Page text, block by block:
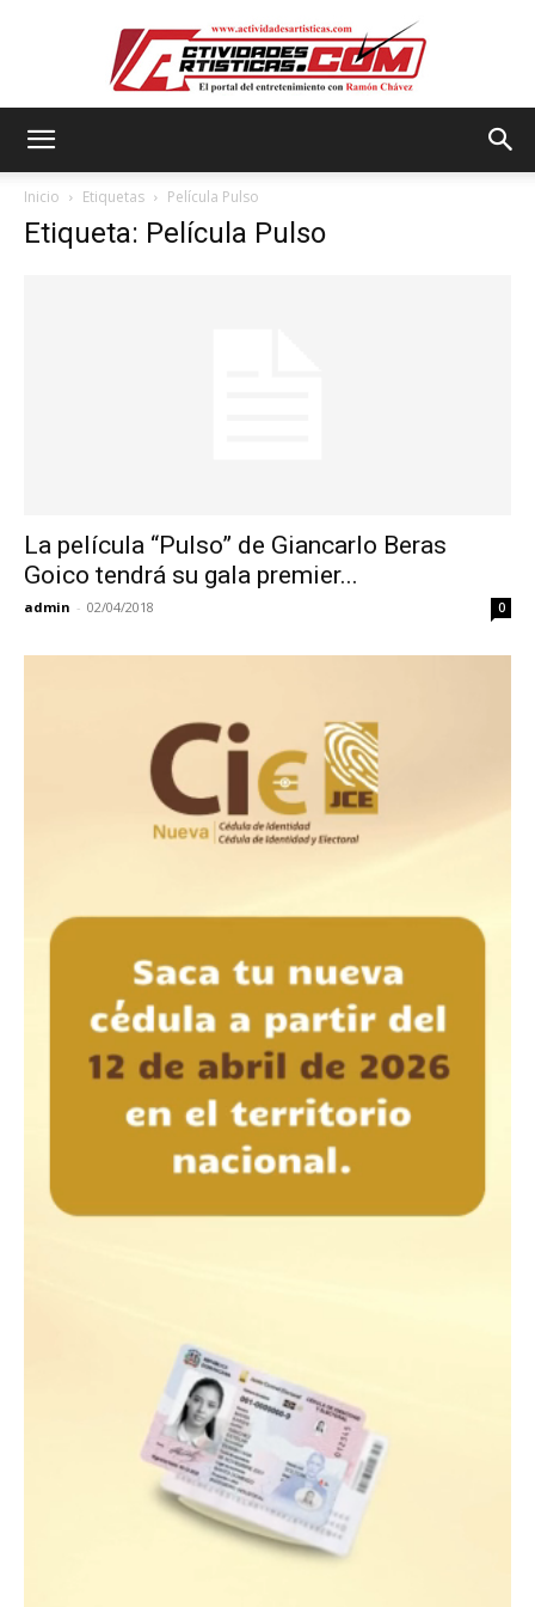
Inicio Etiquetas Película Pulso
Etiqueta: Película Pulso
La película “Pulso” de Giancarlo Beras
Goico tendrá su gala premier...
admin - 02/04/2018 0